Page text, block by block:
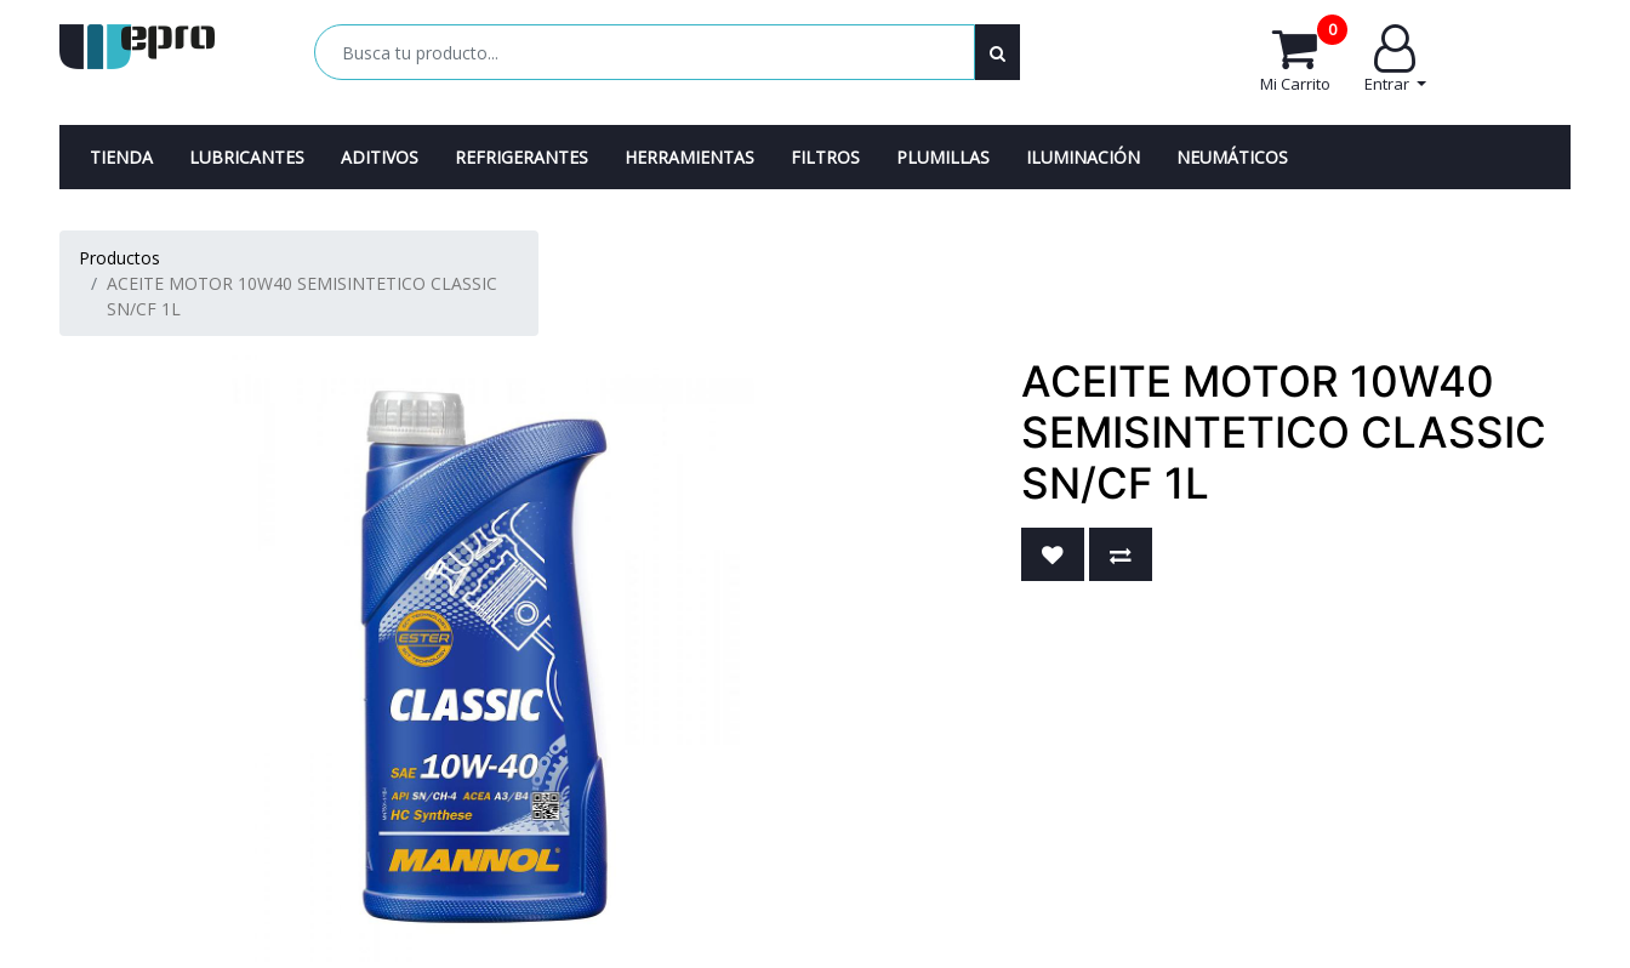
Entrar
Mi Carrito
0
TIENDA LUBRICANTES ADITIVOS REFRIGERANTES HERRAMIENTAS FILTROS PLUMILLAS ILUMINACIÓN NEUMÁTICOS
Productos
ACEITE MOTOR 10W40 SEMISINTETICO CLASSIC
SN/CF 1L
ACEITE MOTOR 10W40
SEMISINTETICO CLASSIC
SN/CF 1L